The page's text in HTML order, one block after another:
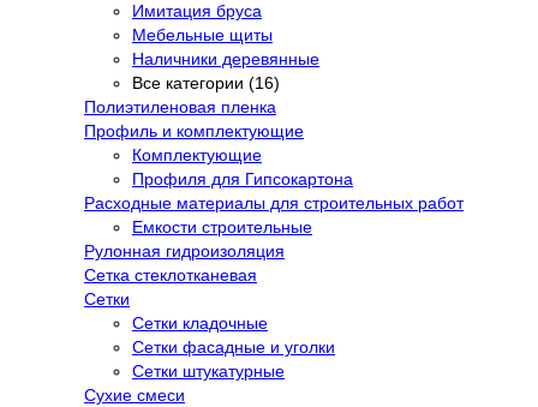
Имитация бруса
Мебельные щиты
Наличники деревянные
Все категории (16)
Полиэтиленовая пленка
Профиль и комплектующие
Комплектующие
Профиля для Гипсокартона
Расходные материалы для строительных работ
Емкости строительные
Рулонная гидроизоляция
Сетка стеклотканевая
Сетки
Сетки кладочные
Сетки фасадные и уголки
Сетки штукатурные
Сухие смеси